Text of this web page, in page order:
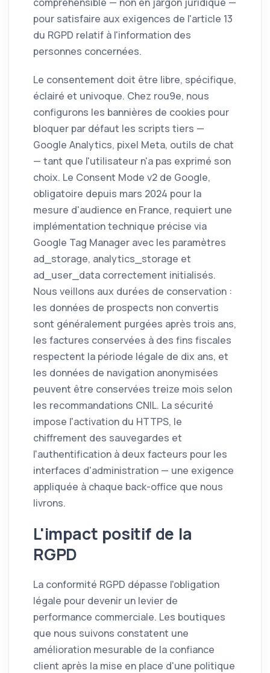
pour satisfaire aux exigences de l'article 13
du RGPD relatif à l'information des
personnes concernées.
Le consentement doit être libre, spécifique,
éclairé et univoque. Chez rou9e, nous
configurons les bannières de cookies pour
bloquer par défaut les scripts tiers —
Google Analytics, pixel Meta, outils de chat
— tant que l'utilisateur n'a pas exprimé son
choix. Le Consent Mode v2 de Google,
obligatoire depuis mars 2024 pour la
mesure d'audience en France, requiert une
implémentation technique précise via
Google Tag Manager avec les paramètres
ad_storage, analytics_storage et
ad_user_data correctement initialisés.
Nous veillons aux durées de conservation :
les données de prospects non convertis
sont généralement purgées après trois ans,
les factures conservées à des fins fiscales
respectent la période légale de dix ans, et
les données de navigation anonymisées
peuvent être conservées treize mois selon
les recommandations CNIL. La sécurité
impose l'activation du HTTPS, le
chiffrement des sauvegardes et
l'authentification à deux facteurs pour les
interfaces d'administration — une exigence
appliquée à chaque back-office que nous
livrons.
L'impact positif de la
RGPD
La conformité RGPD dépasse l'obligation
légale pour devenir un levier de
performance commerciale. Les boutiques
que nous suivons constatent une
amélioration mesurable de la confiance
client après la mise en place d'une politique